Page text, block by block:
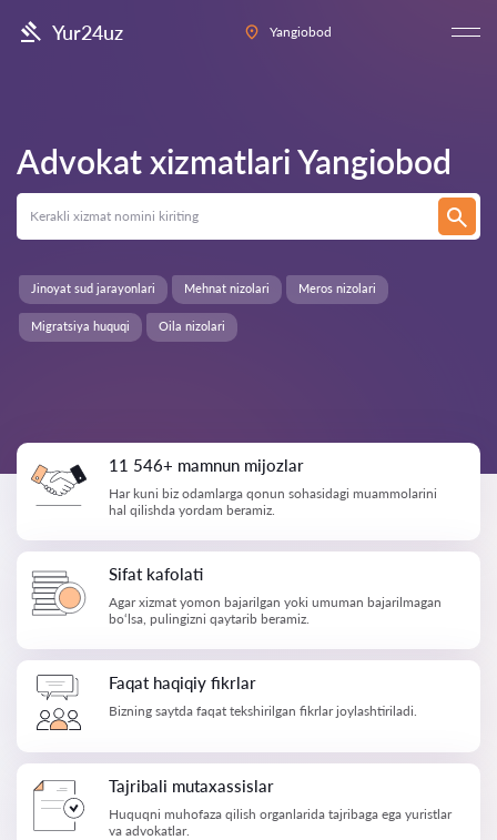
Yur24uz Yangiobod
Advokat xizmatlariYangiobod
Oila nizolari
Jinoyat sud jarayonlari Mehnat nizolari Meros nizolari
Migratsiya huquqi
11 546+ mamnun mijozlar
Har kuni biz odamlarga qonun sohasidagi muammolarini
hal qilishda yordam beramiz.
Sifat kafolati
Agar xizmat yomon bajarilgan yoki umuman bajarilmagan
bo‘lsa, pulingizni qaytarib beramiz.
Faqat haqiqiy fikrlar
Bizning saytda faqat tekshirilgan fikrlar joylashtiriladi.
Tajribali mutaxassislar
Huquqni muhofaza qilish organlarida tajribaga ega yuristlar
va advokatlar.